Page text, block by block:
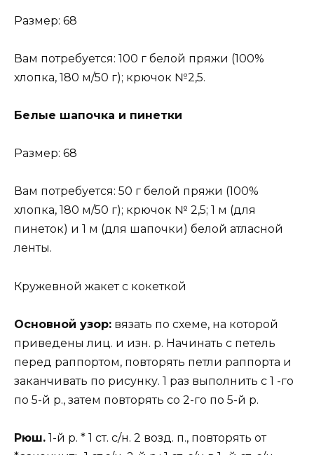
Размер: 68
Вам потребуется: 100 г белой пряжи (100%
хлопка, 180 м/50 г); крючок №2,5.
Белые шапочка и пинетки
Размер: 68
Вам потребуется: 50 г белой пряжи (100%
хлопка, 180 м/50 г); крючок № 2,5; 1 м (для
пинеток) и 1 м (для шапочки) белой атласной
ленты.
Кружевной жакет с кокеткой
Основной узор: вязать по схеме, на которой
приведены лиц. и изн. р. Начинать с петель
перед раппортом, повторять петли раппорта и
заканчивать по рисунку. 1 раз выполнить с 1 -го
по 5-й р., затем повторять со 2-го по 5-й р.
Рюш. 1-й р. * 1 ст. с/н. 2 возд. п., повторять от